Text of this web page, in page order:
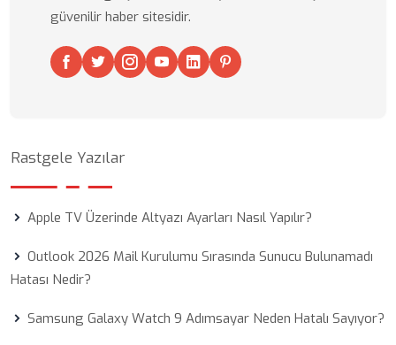
güvenilir haber sitesidir.
Rastgele Yazılar
Apple TV Üzerinde Altyazı Ayarları Nasıl Yapılır?
Outlook 2026 Mail Kurulumu Sırasında Sunucu Bulunamadı
Hatası Nedir?
Samsung Galaxy Watch 9 Adımsayar Neden Hatalı Sayıyor?